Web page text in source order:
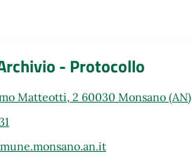
- Protocollo
Matteotti, 2 60030 Monsano (AN)